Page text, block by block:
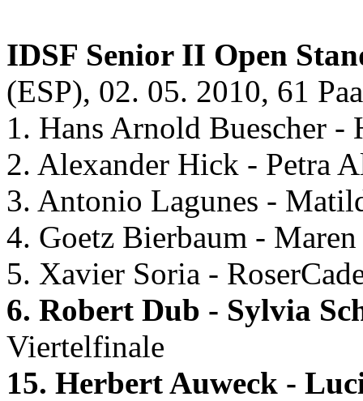
IDSF Senior II Open
(ESP), 02. 05. 2010, 61
1. Hans Arnold Buescher -
2. Alexander Hick - Petra
3. Antonio Lagunes -
4. Goetz Bierbaum -
5. Xavier Soria -
6. Robert Dub - Sylvia
Viertelfinale
15. Herbert Auweck -